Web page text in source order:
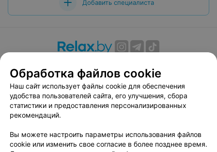
Добавить специалиста
Вакансии
Публичный договор
Способы оплаты
Публичный договор по использованию сервиса
«Афиша»
Пользовательское соглашение
Связаться по вопросам сотрудничества
Обработка файлов cookie
Наш сайт использует файлы cookie для обеспечения
удобства пользователей сайта, его улучшения, сбора
статистики и предоставления персонализированных
рекомендаций.
Вы можете настроить параметры использования файлов
cookie или изменить свое согласие в более позднее время.